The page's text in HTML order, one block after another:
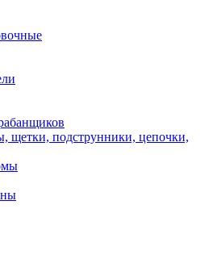
щетки, подструнники, цепочки,